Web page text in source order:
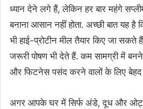
ध्यान देने लगे हैं, लेकिन हर बार महंगे
बनाना आसान नहीं होता. अच्छी बात यह
भी हाई-प्रोटीन मील तैयार किए जा सकते
जरूरी पोषण भी देते हैं. कम सामग्री में
और फिटनेस पसंद करने वालों के लिए बेहद
अगर आपके घर में सिर्फ अंडे, दूध और